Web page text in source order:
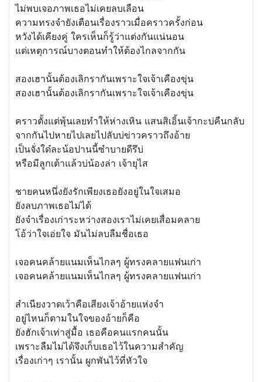
ไม่พบเจอภาพเธอไม่เคยลบเลือน
ความทรงจำยังเตือนเรื่องราวเมื่อคราวครั้งก่อน
หวังได้เคียงคู่ ใครเห็นก็รู้ว่าแต่งกันแน่นอน
แต่เหตุการณ์บางตอนทำให้ต้องไกลจากกัน
สองเฮานั้นต้องเลิกรากันเพราะใจเจ้าเคืองขุ่น
สองเฮานั้นต้องเลิกรากันเพราะใจเจ้าเคืองขุ่น
คราวตั้งแต่พุ้นเลยทำให้ห่างเหิน แสนสิเอิ้นเจ้ากะบ่คืนกลับ
จากกันไปหายไปเลยไปลับบ่ข่าวคราวถึงอ้าย
เป็นจั่งใด๋ละน้อปานนี้ซำบายดีรึบ่
หรือมีลูกเต้าแล้วบ่น้องล่า เจ้ายุไส
ชายคนหนึ่งยังรักเพียงเธอยังอยู่ในใจเสมอ
ยังลบภาพเธอไม่ได้
ยังจำเรื่องเก่าระหว่างสองเราไม่เคยเสื่อมคลาย
โอ้ว่าใจเอ่ยใจ มันไม่ลบลืมชื่อเธอ
เจอคนคล้ายแนมเห็นไกลๆ ผู้ทรงคลายแฟนเก่า
เจอคนคล้ายแนมเห็นไกลๆ ผู้ทรงคลายแฟนเก่า
สำเนียงวาดเว้าคือเสียงเจ้าอ้ายแห่งจำ
อยู่ไหนก็ตามในใจของอ้ายก็คือ
ยังฮักเจ้าเท่าสู่มื้อ เธอคือคนแรกคนนั้น
เพราะลืมไม่ได้จึงเก็บเธอไว้ในความสำคัญ
เรื่องเก่าๆ เรานั้น ผูกพันไว้ที่หัวใจ